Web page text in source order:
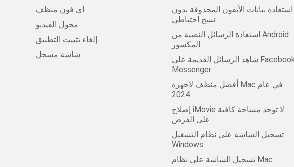
اي فون منظف
محول الفيديو
إلغاء تثبيت التطبيق
شاشة مسجل
استعادة بيانات الأيفون المحذوفة بدون
نسخ احتياطي
استعادة الرسائل النصية من Android
المكسور
شاهد الرسائل القديمة على Facebook
Messenger
أفضل منظف لأجهزة Mac في عام
2024
إصلاح iMovie لا توجد مساحة كافية
على القرص
تسجيل الشاشة على نظام التشغيل
Windows
تسجيل الشاشة على نظام Mac